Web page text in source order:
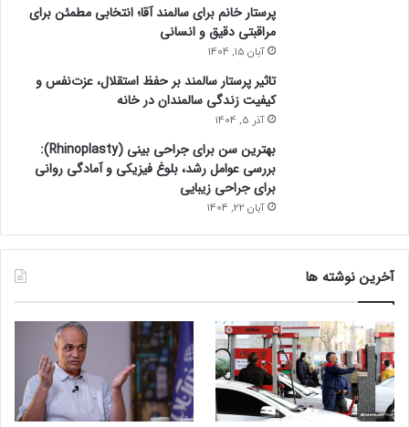
پرستار خانم برای سالمند آقا؛ انتخابی مطمئن برای
مراقبتی دقیق و انسانی
آبان 15, 1404
تاثیر پرستار سالمند بر حفظ استقلال، عزت‌نفس و
کیفیت زندگی سالمندان در خانه
آذر 5, 1404
بهترین سن برای جراحی بینی (Rhinoplasty):
بررسی عوامل رشد، بلوغ فیزیکی و آمادگی روانی
برای جراحی زیبایی
آبان 22, 1404
آخرین نوشته ها